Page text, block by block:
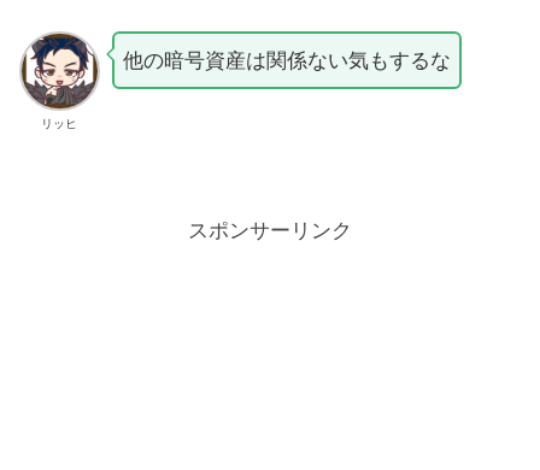
リッヒ
他の暗号資産は関係ない気もするな
スポンサーリンク